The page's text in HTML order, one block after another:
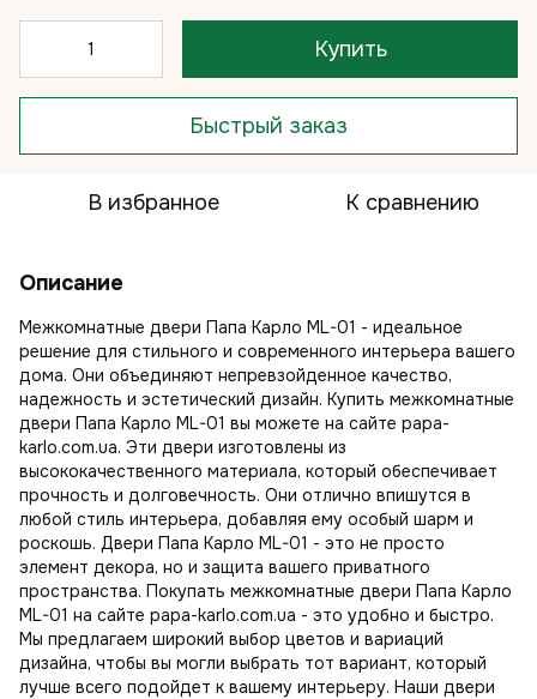
Купить
Быстрый заказ
В избранное К сравнению
Описание
Межкомнатные двери Папа Карло ML-01 - идеальное
решение для стильного и современного интерьера вашего
дома. Они объединяют непревзойденное качество,
надежность и эстетический дизайн. Купить межкомнатные
двери Папа Карло ML-01 вы можете на сайте papa-
karlo.com.ua. Эти двери изготовлены из
высококачественного материала, который обеспечивает
прочность и долговечность. Они отлично впишутся в
любой стиль интерьера, добавляя ему особый шарм и
роскошь. Двери Папа Карло ML-01 - это не просто
элемент декора, но и защита вашего приватного
пространства. Покупать межкомнатные двери Папа Карло
ML-01 на сайте papa-karlo.com.ua - это удобно и быстро.
Мы предлагаем широкий выбор цветов и вариаций
дизайна, чтобы вы могли выбрать тот вариант, который
лучше всего подойдет к вашему интерьеру. Наши двери